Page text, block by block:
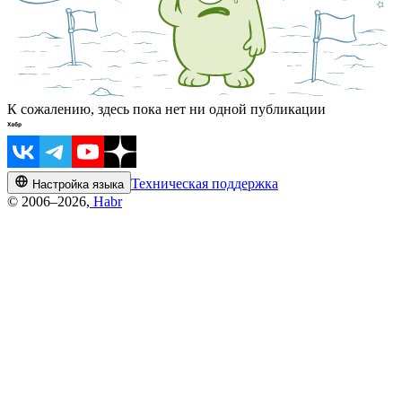
К сожалению, здесь пока нет ни одной публикации
Настройка языка Техническая поддержка
© 2006–2026, Habr